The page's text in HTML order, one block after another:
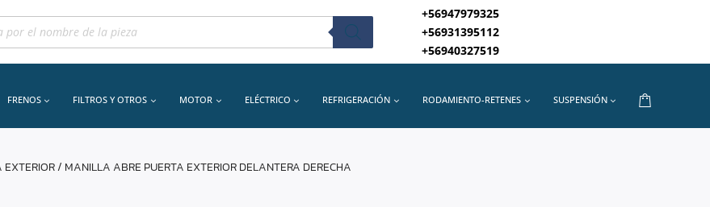
+56947979325
+56931395112
+56940327519
FRENOS FILTROS Y OTROS MOTOR ELÉCTRICO REFRIGERACIÓN RODAMIENTO-RETENES SUSPENSIÓN
/ MANILLA ABRE PUERTA EXTERIOR DELANTERA DERECHA